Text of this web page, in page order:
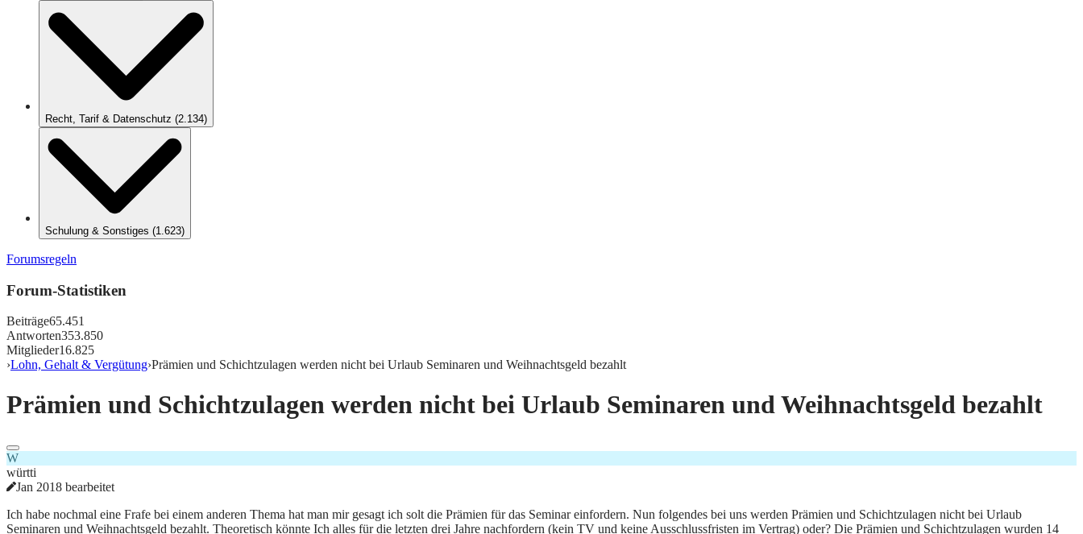
Recht, Tarif & Datenschutz (2.134)
Schulung & Sonstiges (1.623)
Forumsregeln
Forum-Statistiken
Beiträge65.451
Antworten353.850
Mitglieder16.825
›Lohn, Gehalt & Vergütung›Prämien und Schichtzulagen werden nicht bei Urlaub Seminaren und Weihnachtsgeld bezahlt
Prämien und Schichtzulagen werden nicht bei Urlaub Seminaren und Weihnachtsgeld bezahlt
W
württi
Jan 2018 bearbeitet
Ich habe nochmal eine Frafe bei einem anderen Thema hat man mir gesagt ich solt die Prämien für das Seminar einfordern. Nun folgendes bei uns werden Prämien und Schichtzulagen nicht bei Urlaub
Seminaren und Weihnachtsgeld bezahlt. Theoretisch könnte Ich alles für die letzten drei Jahre nachfordern (kein TV und keine Ausschlussfristen im Vertrag) oder? Die Prämien und Schichtzulagen wurden 14